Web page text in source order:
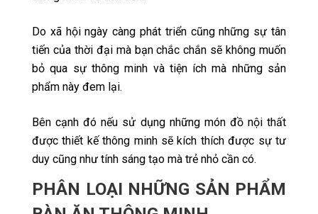
Do xã hội ngày càng phát triển cũng những sự tân
tiến của thời đại mà bạn chắc chắn sẽ không muốn
bỏ qua sự thông minh và tiện ích mà những sản
phẩm này đem lại.
Bên cạnh đó nếu sử dụng những món đồ nội thất
được thiết kế thông minh sẽ kích thích được sự tư
duy cũng như tính sáng tạo mà trẻ nhỏ cần có.
PHÂN LOẠI NHỮNG SẢN PHẨM